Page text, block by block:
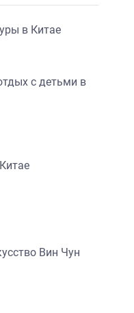
в Китае
с детьми в
Вин Чун